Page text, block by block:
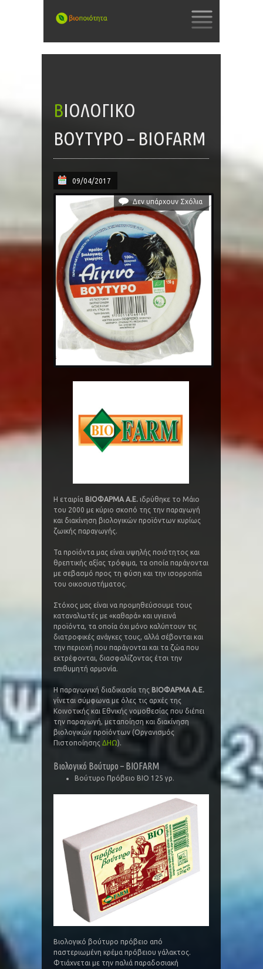
TO
ΒΙΟΛΟΓΙΚΌ
ΒΟΎΤΥΡΟ – BIOFARM
09/04/2017
Δεν υπάρχουν Σχόλια
Η εταιρία ΒΙΟΦΑΡΜΑ Α.Ε. ιδρύθηκε το Μάιο
του 2000 με κύριο σκοπό της την παραγωγή
και διακίνηση βιολογικών προϊόντων κυρίως
ζωικής παραγωγής.
Τα προϊόντα μας είναι υψηλής ποιότητος και
θρεπτικής αξίας τρόφιμα, τα οποία παράγονται
με σεβασμό προς τη φύση και την ισορροπία
του οικοσυστήματος.
Στόχος μας είναι να προμηθεύσουμε τους
καταναλωτές με «καθαρά» και υγιεινά
προϊόντα, τα οποία όχι μόνο καλύπτουν τις
διατροφικές ανάγκες τους, αλλά σέβονται και
την περιοχή που παράγονται και τα ζώα που
εκτρέφονται, διασφαλίζοντας έτσι την
επιθυμητή αρμονία.
Η παραγωγική διαδικασία της ΒΙΟΦΑΡΜΑ Α.Ε.
γίνεται σύμφωνα με όλες τις αρχές της
Κοινοτικής και Εθνικής νομοθεσίας που διέπει
την παραγωγή, μεταποίηση και διακίνηση
βιολογικών προϊόντων (Οργανισμός
Πιστοποίησης ΔΗΩ).
Βιολογικό Βούτυρο – BIOFARM
Βούτυρο Πρόβειο BIO 125 γρ.
Βιολογικό βούτυρο πρόβειο από
παστεριωμένη κρέμα πρόβειου γάλακτος.
Φτιάχνεται με την παλιά παραδοσιακή